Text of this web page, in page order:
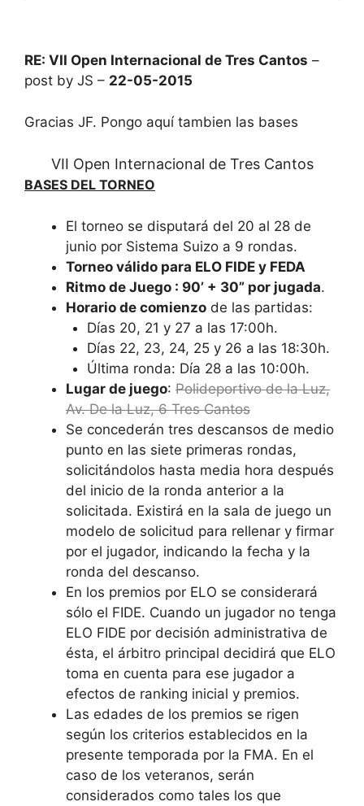
RE: VII Open Internacional de Tres Cantos –
post by JS – 22-05-2015
Gracias JF. Pongo aquí tambien las bases
VII Open Internacional de Tres Cantos
BASES DEL TORNEO
El torneo se disputará del 20 al 28 de
junio por Sistema Suizo a 9 rondas.
Torneo válido para ELO FIDE y FEDA
Ritmo de Juego : 90’ + 30” por jugada.
Horario de comienzo de las partidas:
Días 20, 21 y 27 a las 17:00h.
Días 22, 23, 24, 25 y 26 a las 18:30h.
Última ronda: Día 28 a las 10:00h.
Lugar de juego: Polideportivo de la Luz,
Av. De la Luz, 6 Tres Cantos
Se concederán tres descansos de medio
punto en las siete primeras rondas,
solicitándolos hasta media hora después
del inicio de la ronda anterior a la
solicitada. Existirá en la sala de juego un
modelo de solicitud para rellenar y firmar
por el jugador, indicando la fecha y la
ronda del descanso.
En los premios por ELO se considerará
sólo el FIDE. Cuando un jugador no tenga
ELO FIDE por decisión administrativa de
ésta, el árbitro principal decidirá que ELO
toma en cuenta para ese jugador a
efectos de ranking inicial y premios.
Las edades de los premios se rigen
según los criterios establecidos en la
presente temporada por la FMA. En el
caso de los veteranos, serán
considerados como tales los que